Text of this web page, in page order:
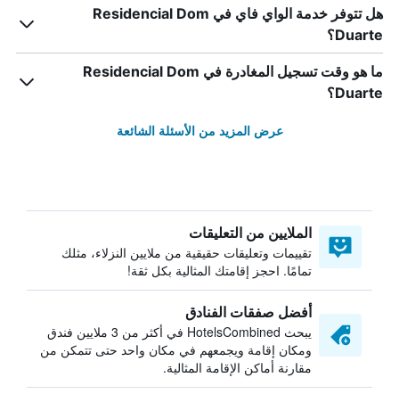
هل تتوفر خدمة الواي فاي في Residencial Dom
Duarte؟
ما هو وقت تسجيل المغادرة في Residencial Dom
Duarte؟
عرض المزيد من الأسئلة الشائعة
الملايين من التعليقات
تقييمات وتعليقات حقيقية من ملايين النزلاء، مثلك
تمامًا. احجز إقامتك المثالية بكل ثقة!
أفضل صفقات الفنادق
يبحث HotelsCombined في أكثر من 3 ملايين فندق
ومكان إقامة ويجمعهم في مكان واحد حتى تتمكن من
مقارنة أماكن الإقامة المثالية.